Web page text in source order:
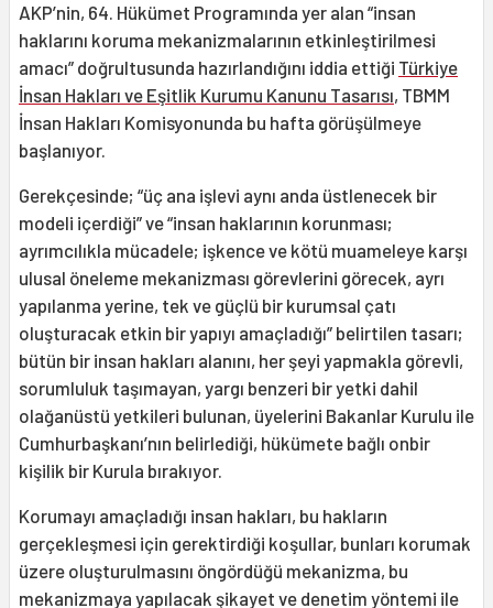
AKP’nin, 64. Hükümet Programında yer alan “insan
haklarını koruma mekanizmalarının etkinleştirilmesi
amacı” doğrultusunda hazırlandığını iddia ettiği Türkiye
İnsan Hakları ve Eşitlik Kurumu Kanunu Tasarısı, TBMM
İnsan Hakları Komisyonunda bu hafta görüşülmeye
başlanıyor.
Gerekçesinde; “üç ana işlevi aynı anda üstlenecek bir
modeli içerdiği” ve “insan haklarının korunması;
ayrımcılıkla mücadele; işkence ve kötü muameleye karşı
ulusal öneleme mekanizması görevlerini görecek, ayrı
yapılanma yerine, tek ve güçlü bir kurumsal çatı
oluşturacak etkin bir yapıyı amaçladığı” belirtilen tasarı;
bütün bir insan hakları alanını, her şeyi yapmakla görevli,
sorumluluk taşımayan, yargı benzeri bir yetki dahil
olağanüstü yetkileri bulunan, üyelerini Bakanlar Kurulu ile
Cumhurbaşkanı’nın belirlediği, hükümete bağlı onbir
kişilik bir Kurula bırakıyor.
Korumayı amaçladığı insan hakları, bu hakların
gerçekleşmesi için gerektirdiği koşullar, bunları korumak
üzere oluşturulmasını öngördüğü mekanizma, bu
mekanizmaya yapılacak şikayet ve denetim yöntemi ile